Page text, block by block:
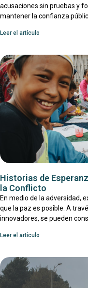
acusaciones sin pruebas y
mantener la confianza
Leer el artículo
Historias de
la Conflicto
En medio de la adversidad,
que la paz es posible. A
innovadores, se pueden
Leer el artículo